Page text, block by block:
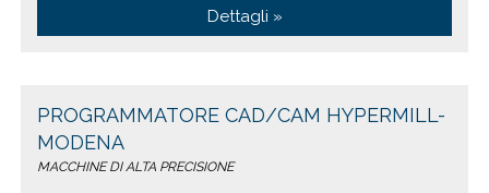
Dettagli »
PROGRAMMATORE CAD/CAM HYPERMILL-
MODENA
MACCHINE DI ALTA PRECISIONE